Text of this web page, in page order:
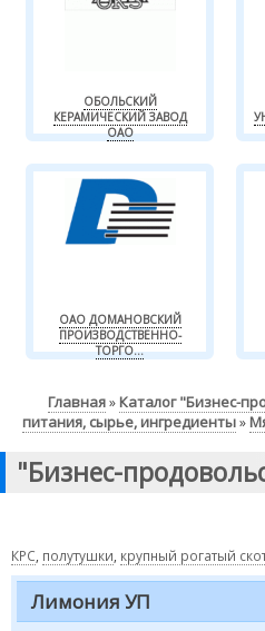
ОБОЛЬСКИЙ
КЕРАМИЧЕСКИЙ ЗАВОД
ОАО
ОАО ДОМАНОВСКИЙ
ПРОИЗВОДСТВЕННО-
ТОРГО...
Главная» Каталог "Бизнес-
питания, сырье, ингредиенты»
"Бизнес-
КРС полутушки крупный рогатый
Лимония УП